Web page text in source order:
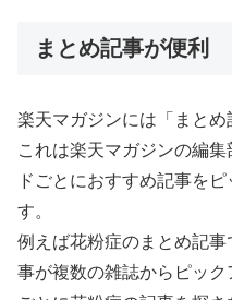
まとめ記事が便利
楽天マガジンには「まとめ
これは楽天マガジンの編
ドごとにおすすめ記事を
す。
例えば花粉症のまとめ記
事が複数の雑誌からピッ